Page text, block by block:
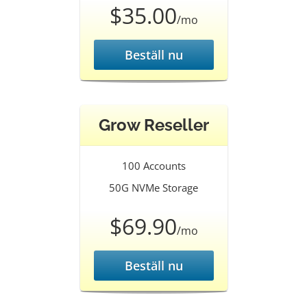
$35.00/mo
Beställ nu
Grow Reseller
100 Accounts
50G NVMe Storage
$69.90/mo
Beställ nu